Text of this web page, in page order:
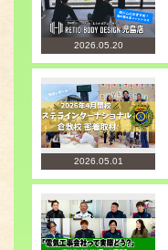
2026.05.20
2026.05.01